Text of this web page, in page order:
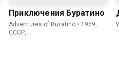
Приключения Буратино
Adventures of Buratino • 1959,
СССР,